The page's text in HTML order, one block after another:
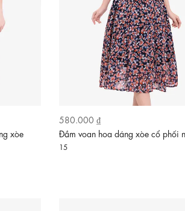
xòe
580.000 ₫
Đầm voan hoa dáng xòe cổ phối
15